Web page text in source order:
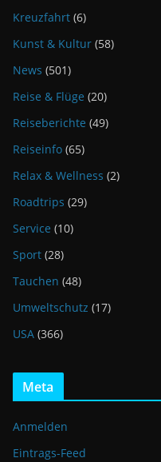
Kreuzfahrt (6)
Kunst & Kultur (58)
News (501)
Reise & Flüge (20)
Reiseberichte (49)
Reiseinfo (65)
Relax & Wellness (2)
Roadtrips (29)
Service (10)
Sport (28)
Tauchen (48)
Umweltschutz (17)
USA (366)
Meta
Anmelden
Eintrags-Feed